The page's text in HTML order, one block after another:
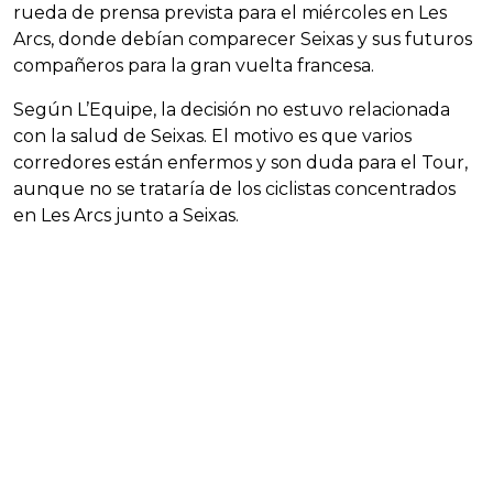
rueda de prensa prevista para el miércoles en Les
Arcs, donde debían comparecer Seixas y sus futuros
compañeros para la gran vuelta francesa.
Según L’Equipe, la decisión no estuvo relacionada
con la salud de Seixas. El motivo es que varios
corredores están enfermos y son duda para el Tour,
aunque no se trataría de los ciclistas concentrados
en Les Arcs junto a Seixas.